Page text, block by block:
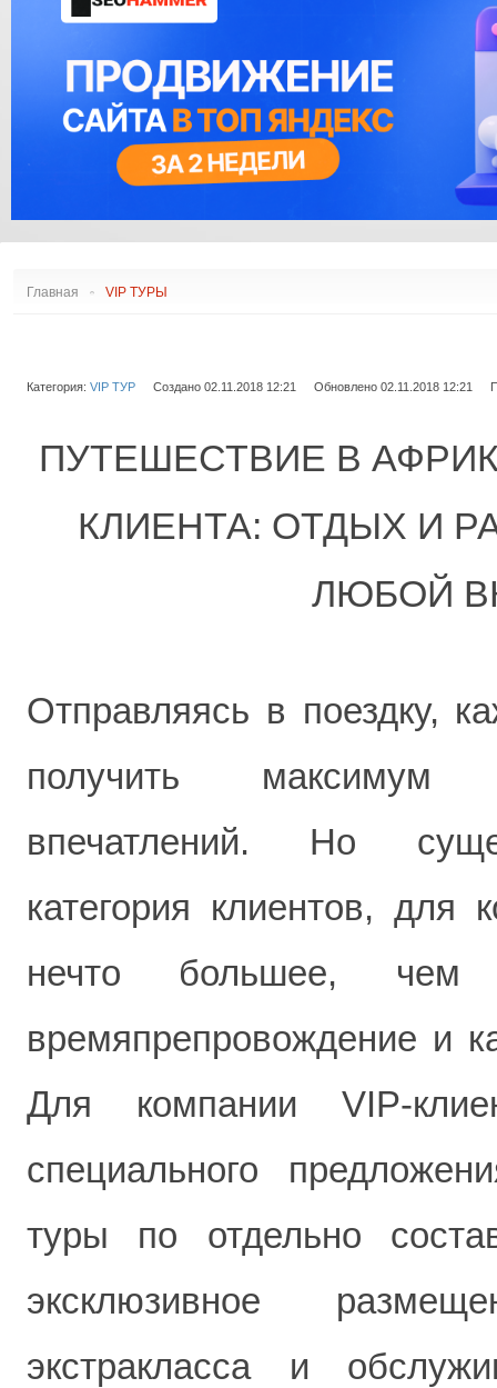
АЭРОПОРТЫ АФРИКИ
АЭРОПОРТЫ АМЕРИКИ
РЕЙТИНГ АЭРОПОРТОВ
АЭРОПОРТЫ АВСТРАЛИИ
И ОКЕАНИИ
ЭМБРАЕР E-JET
ИЛ
СААБ
СУХОЙ СУПЕРДЖЕТ
ТУПОЛЕВ
Главная VIP ТУРЫ
Категория: VIP ТУР Создано 02.11.2018 12:21 Обновлено 02.11.2018 12:21
ПУТЕШЕСТВИЕ В
КЛИЕНТА: ОТДЫХ И
ЛЮБОЙ
Отправляясь в поездку,
получить максимум
впечатлений. Но
категория клиентов, для
нечто большее, чем
времяпрепровождение и
Для компании VIP-
специального
туры по отдельно
эксклюзивное
экстракласса и